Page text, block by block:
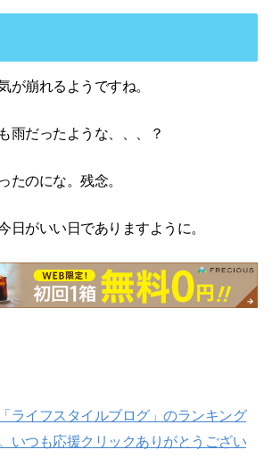
が崩れるようですね。
雨だったような、、、？
たのにな。残念。
日がいい日でありますように。
ライフスタイルブログ」のランキング
いつも応援クリックありがとうござい